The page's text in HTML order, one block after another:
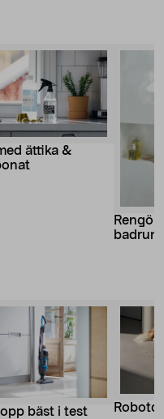
ättika &
bäst i test